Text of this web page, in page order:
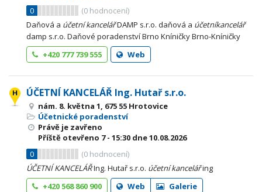
0
(0 hodnocení)
Daňová a účetní kancelářDAMP s.r.o. daňová a účetníkancelář
damp s.r.o. Daňové poradenství Brno Kníničky Brno-Kníničky
+420 777 739 555
Web
ÚČETNÍ KANCELÁŘ Ing. Hutař s.r.o.
nám. 8. května 1, 675 55 Hrotovice
Účetnické poradenství
Právě je zavřeno
Příště otevřeno 7 - 15:30 dne 10.08.2026
0
(0 hodnocení)
ÚČETNÍ KANCELÁŘIng. Hutař s.r.o. účetní kancelářing
+420 568 860 900
Web Galerie